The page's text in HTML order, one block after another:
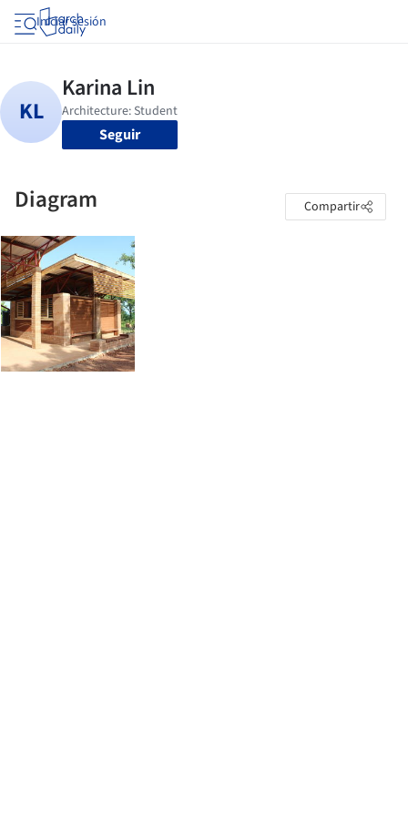
Iniciar sesión
Seguir
Diagram Compartir